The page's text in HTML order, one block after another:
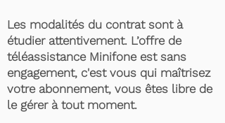
Les modalités du contrat sont à
étudier attentivement. L’offre de
téléassistance Minifone est sans
engagement, c'est vous qui maîtrisez
votre abonnement, vous êtes libre de
le gérer à tout moment.